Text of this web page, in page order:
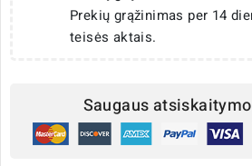
Prekių grąžinimas per 14
teisės aktais.
Saugaus